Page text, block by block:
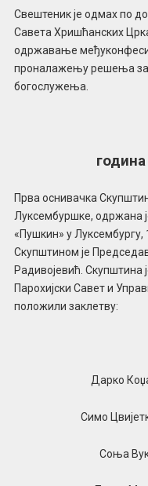
Свештеник је одмах по
Савета Хришћанских
одржавање
проналажењу решења
богослужења.
година
Прва оснивачка
Луксембуршке, одржана
«Пушкин» у Луксембургу,
Скупштином је
Радивојевић. Скупштина
Парохијски Савет и
положили заклетву:
Дарко
Симо
Соња